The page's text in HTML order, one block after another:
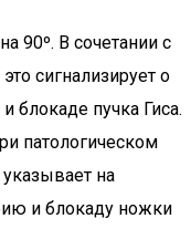
90º. В сочетании с
сигнализирует о
блокаде пучка Гиса.
патологическом
на
и блокаду ножки